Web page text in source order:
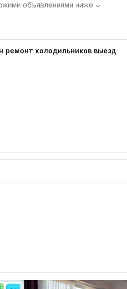
объявлениями ниже ↓
ремонт холодильников выезд